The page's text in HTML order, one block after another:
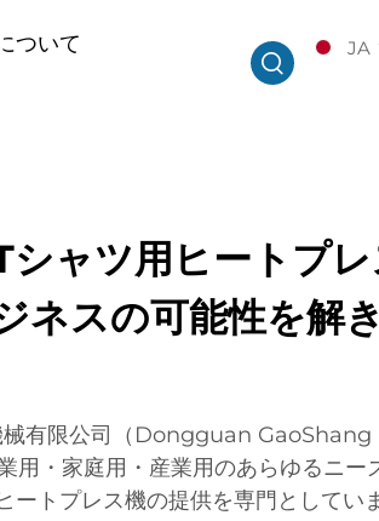
ついて
JA
シャツ用ヒートプレ
ネスの可能性を解
械有限公司（Dongguan
用・家庭用・産業用のあらゆるニー
ートプレス機の提供を専門としてい